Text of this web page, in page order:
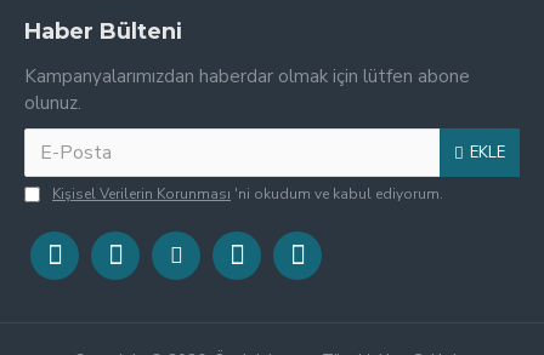
Haber Bülteni
Kampanyalarımızdan haberdar olmak için lütfen abone
olunuz.
EKLE
Kişisel Verilerin Korunması 'ni okudum ve kabul ediyorum.